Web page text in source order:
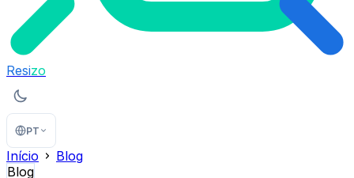
Resizo
PT
Início
Blog
Blog